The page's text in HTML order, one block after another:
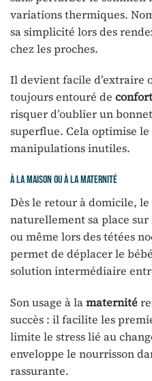
variations thermiques.
sa simplicité lors des
chez les proches.
Il devient facile d’extraire
toujours entouré de confort
risquer d’oublier un
superflue. Cela optimise
manipulations inutiles.
À la maison ou à la maternité
Dès le retour à domicile, le
naturellement sa place sur
ou même lors des tétées
permet de déplacer le
solution intermédiaire
Son usage à lamaternité
succès : il facilite les
limite le stress lié au
enveloppe le nourrisson
rassurante.